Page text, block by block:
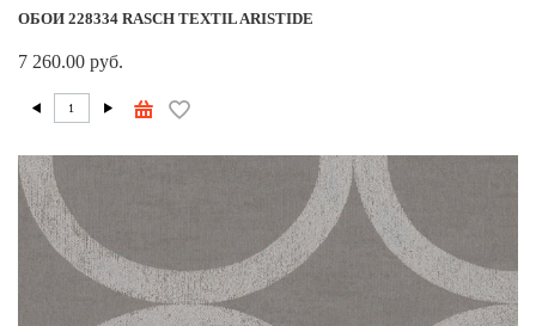
ОБОИ 228334 RASCH TEXTIL ARISTIDE
7 260.00 руб.